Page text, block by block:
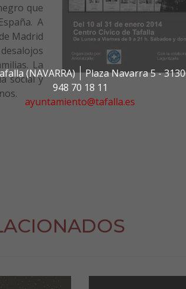
(NAVARRA)
Plaza Navarra 5 -
948 70 18 11
ayuntamiento@tafalla.es
que
A
Madrid
La
social y